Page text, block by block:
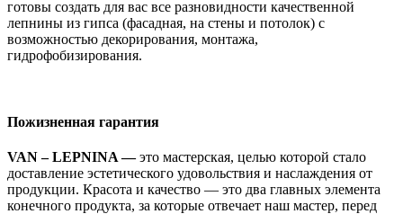
готовы создать для вас все разновидности качественной
лепнины из гипса (фасадная, на стены и потолок) с
возможностью декорирования, монтажа,
гидрофобизирования.
Пожизненная гарантия
VAN – LEPNINA —это мастерская, целью которой стало
доставление эстетического удовольствия и наслаждения от
продукции. Красота и качество — это два главных элемента
конечного продукта, за которые отвечает наш мастер, перед